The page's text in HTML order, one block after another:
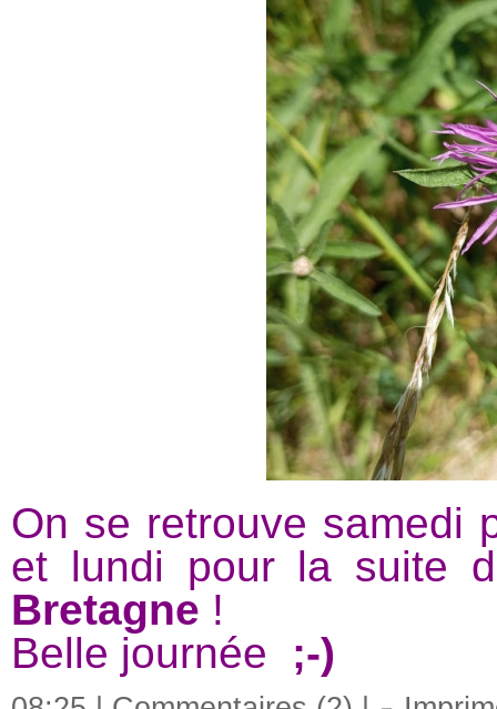
On se retrouve samedi
et lundi pour la suite
Bretagne !
Belle journée ;-)